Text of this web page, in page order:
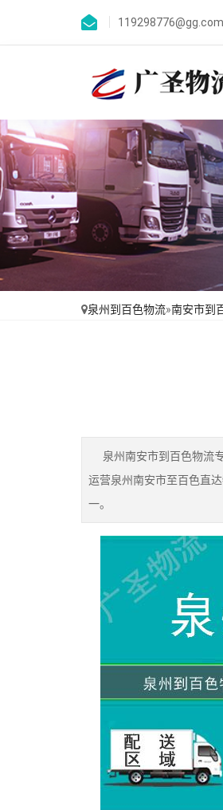
119298776@gg.com
泉州到百色物流»南安市到
泉州南安市到百色物流
运营泉州南安市至百色直
一。